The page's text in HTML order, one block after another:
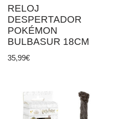
RELOJ
DESPERTADOR
POKÉMON
BULBASUR 18CM
35,99€